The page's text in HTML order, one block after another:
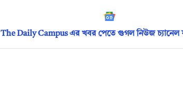
The Daily Campus এর খবর পেতে গুগল নিউজ